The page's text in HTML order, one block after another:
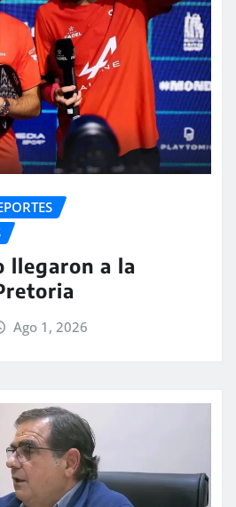
llegaron a la
Ago 1, 2026